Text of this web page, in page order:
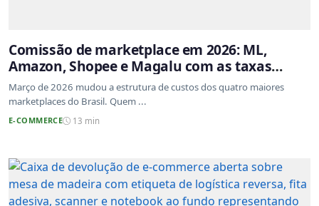
Comissão de marketplace em 2026: ML,
Amazon, Shopee e Magalu com as taxas
atualizadas
Março de 2026 mudou a estrutura de custos dos quatro maiores
marketplaces do Brasil. Quem ...
E-COMMERCE 13 min